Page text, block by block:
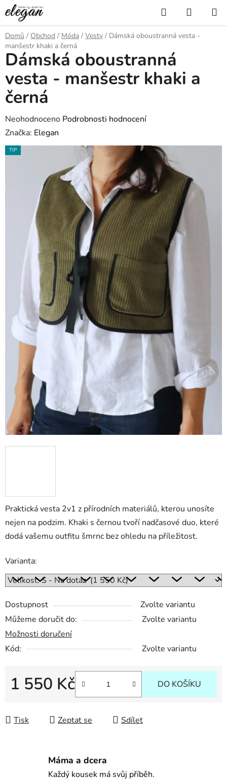
Přejít
na
obsah
Hledat
KOŠÍK
Domů / Obchod / Móda / Vesty / Dámská oboustranná vesta -
manšestr khaki a černá
Praktická vesta 2v1 z přírodních materiálů, kterou unosíte
nejen na podzim. Khaki s černou tvoří nadčasové duo, které
dodá vašemu outfitu šmrnc bez ohledu na příležitost.
Varianta:
Dostupnost
Zvolte variantu
Můžeme doručit do:
Zvolte variantu
Možnosti doručení
Kód:
Zvolte variantu
1 550 Kč DO KOŠÍKU
Tisk Zeptat se Sdílet
Dámská oboustranná
vesta - manšestr khaki a
černá
Průměrné
hodnocení
produktu
hvězdiček.
Neohodnoceno Podrobnosti hodnocení
Značka: Elegan
TIP
Máma a dcera
Každý kousek má svůj příběh.